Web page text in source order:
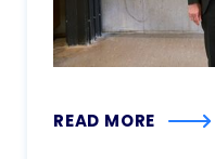
READ MORE